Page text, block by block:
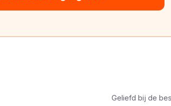
Geliefd bij de